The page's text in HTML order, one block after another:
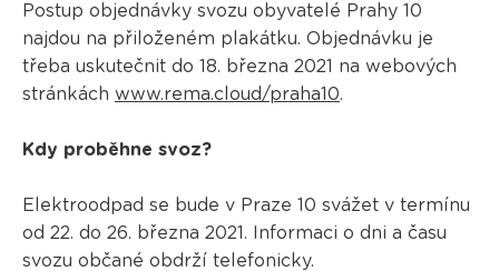
Postup objednávky svozu obyvatelé Prahy 10
najdou na přiloženém plakátku. Objednávku je
třeba uskutečnit do 18. března 2021 na webových
stránkách www.rema.cloud/praha10.
Kdy proběhne svoz?
Elektroodpad se bude v Praze 10 svážet v termínu
od 22. do 26. března 2021. Informaci o dni a času
svozu občané obdrží telefonicky.